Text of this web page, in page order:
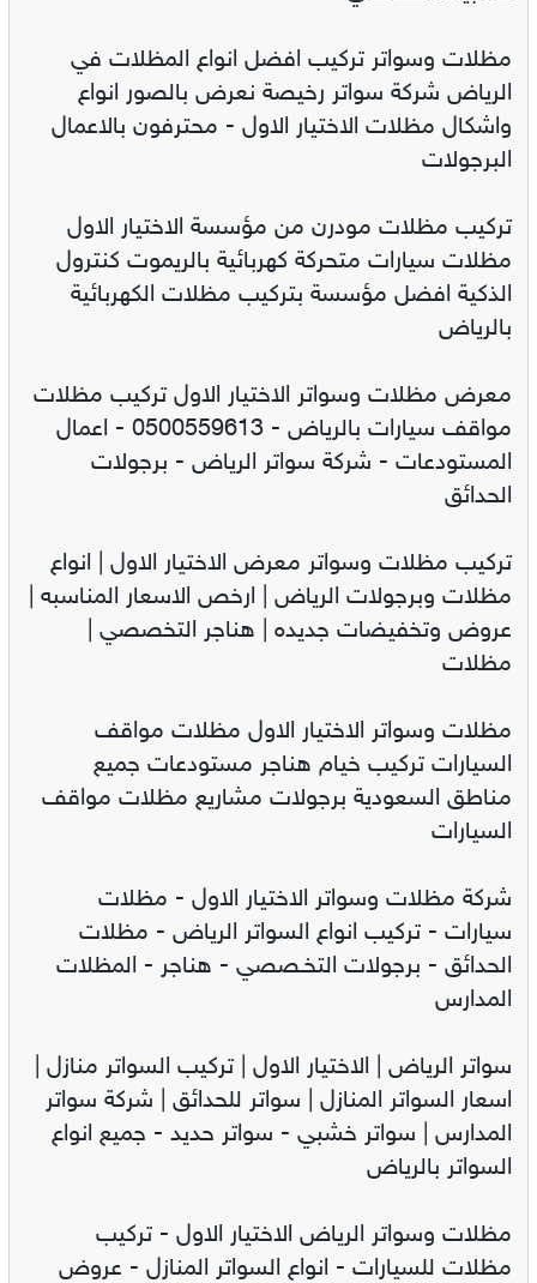
مظلات وسواتر تركيب افضل انواع المظلات في
الرياض شركة سواتر رخيصة نعرض بالصور انواع
واشكال مظلات الاختيار الاول - محترفون بالاعمال
البرجولات
تركيب مظلات مودرن من مؤسسة الاختيار الاول
مظلات سيارات متحركة كهربائية بالريموت كنترول
الذكية افضل مؤسسة بتركيب مظلات الكهربائية
بالرياض
معرض مظلات وسواتر الاختيار الاول تركيب مظلات
مواقف سيارات بالرياض - 0500559613 - اعمال
المستودعات - شركة سواتر الرياض - برجولات
الحدائق
تركيب مظلات وسواتر معرض الاختيار الاول | انواع
مظلات وبرجولات الرياض | ارخص الاسعار المناسبه |
عروض وتخفيضات جديده | هناجر التخصصي |
مظلات
مظلات وسواتر الاختيار الاول مظلات مواقف
السيارات تركيب خيام هناجر مستودعات جميع
مناطق السعودية برجولات مشاريع مظلات مواقف
السيارات
شركة مظلات وسواتر الاختيار الاول - مظلات
سيارات - تركيب انواع السواتر الرياض - مظلات
الحدائق - برجولات التخـصصي - هناجر - المظلات
المدارس
سواتر الرياض | الاختيار الاول | تركيب السواتر منازل |
اسعار السواتر المنازل | سواتر للحدائق | شركة سواتر
المدارس | سواتر خشبي - سواتر حديد - جميع انواع
السواتر بالرياض
مظلات وسواتر الرياض الاختيار الاول - تركيب
مظلات للسيارات - انواع السواتر المنازل - عروض